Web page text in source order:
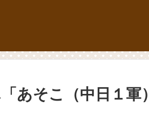
あそこ（中日１軍